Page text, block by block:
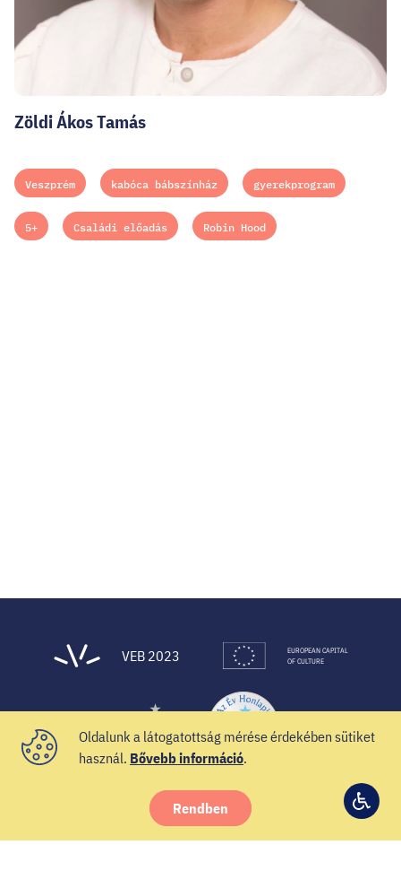
© 2021 Veszprém-Balaton 2023
Zöldi Ákos Tamás
Veszprém kabóca bábszínház gyerekprogram
5+ Családi előadás Robin Hood
VEB 2023
EUROPEAN CAPITAL
OF CULTURE
InstagramYouTubeSpotify
Oldalunk a látogatottság mérése érdekében sütiket
használ. Bővebb információ.
Rendben